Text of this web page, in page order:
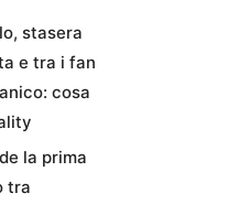
stasera
e tra i fan
cosa
la prima
tra